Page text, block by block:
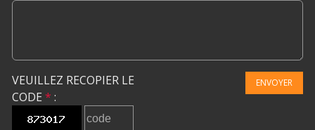
VEUILLEZ RECOPIER LE
CODE * :
ENVOYER